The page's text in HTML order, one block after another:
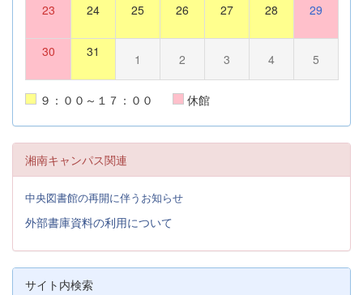
23 24 25 26 27 28 29
30 31 1 2 3 4 5
９：００～１７：００ 休館
湘南キャンパス関連
中央図書館の再開に伴うお知らせ
外部書庫資料の利用について
サイト内検索